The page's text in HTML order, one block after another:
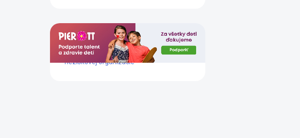
Dlhoročne podporujeme prácu tejto
neziskovej organizácie